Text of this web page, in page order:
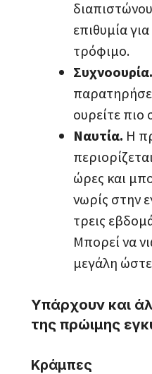
επιθυμία
τρόφιμο.
Συχνοουρία.
ουρείτε πιο
Ναυτία. Η
ώρες και
νωρίς στην
τρεις
Μπορεί να
μεγάλη
Υπάρχουν και
της πρώιμης
Κράμπες